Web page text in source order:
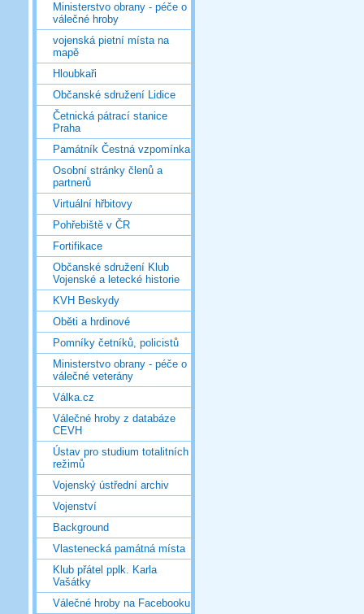
Ministerstvo obrany - péče o
válečné hroby
vojenská pietní místa na
mapě
Hloubkaři
Občanské sdružení Lidice
Četnická pátrací stanice
Praha
Památník Čestná vzpomínka
Osobní stránky členů a
partnerů
Virtuální hřbitovy
Pohřebiště v ČR
Fortifikace
Občanské sdružení Klub
Vojenské a letecké historie
KVH Beskydy
Oběti a hrdinové
Pomníky četníků, policistů
Ministerstvo obrany - péče o
válečné veterány
Válka.cz
Válečné hroby z databáze
CEVH
Ústav pro studium totalitních
režimů
Vojenský ústřední archiv
Vojenství
Background
Vlastenecká památná místa
Klub přátel pplk. Karla
Vašátky
Válečné hroby na Facebooku